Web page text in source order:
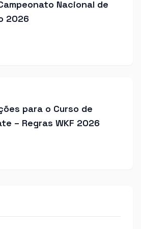
Nacional de
2026
para o Curso de
– Regras WKF 2026